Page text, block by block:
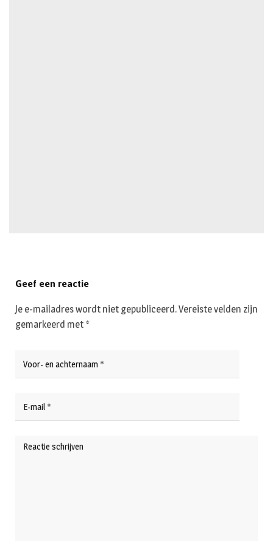
Geef een reactie
Je e-mailadres wordt niet gepubliceerd.Vereiste velden zijn
gemarkeerd met *